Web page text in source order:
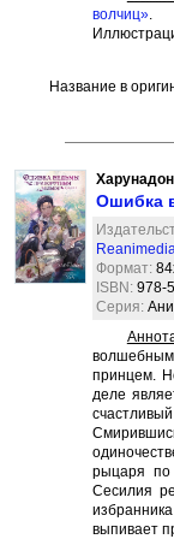
волчиц».
Название в
Харунадон
Ошибка
Формат:
ISBN: 978-
Серия:
принцем.
деле
рыцаря по
Сесилия
выпивает